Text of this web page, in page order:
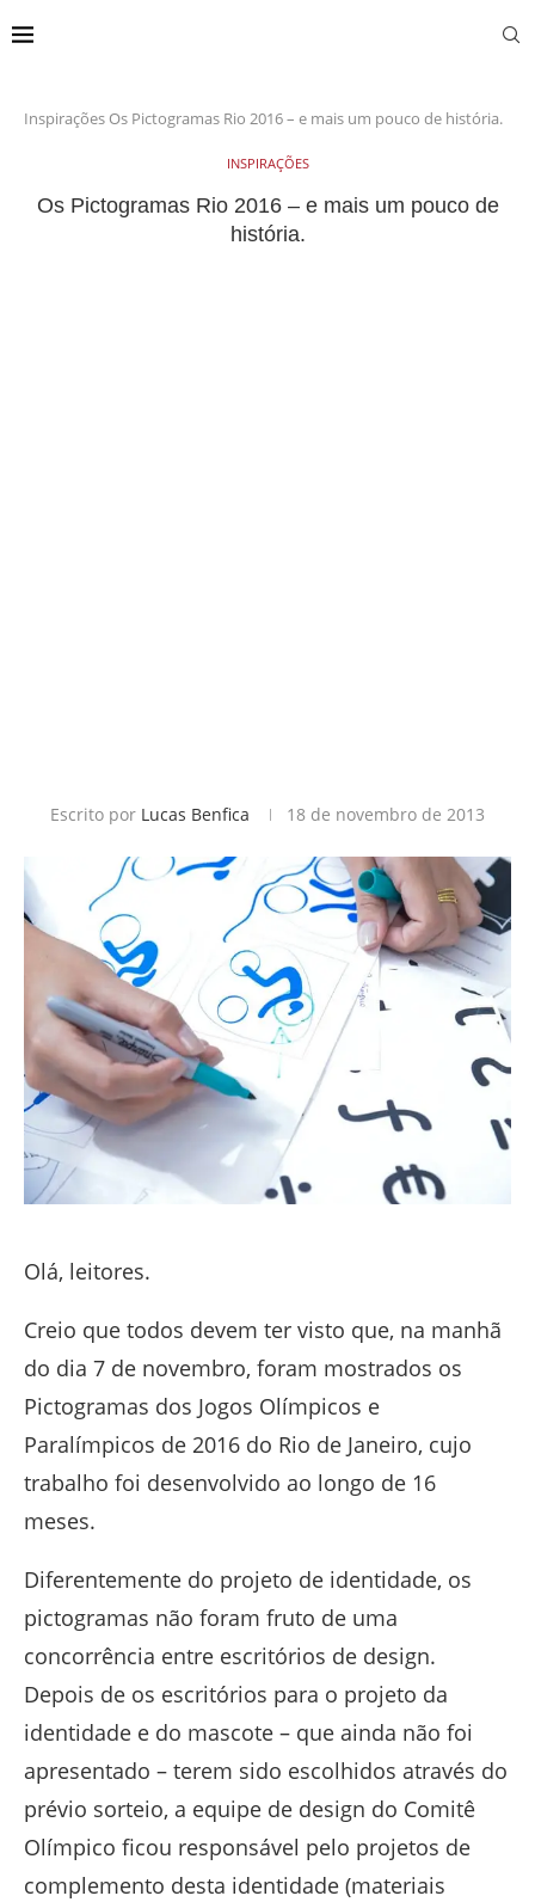
Inspirações Os Pictogramas Rio 2016 – e mais um pouco de história.
INSPIRAÇÕES
Os Pictogramas Rio 2016 – e mais um pouco de
história.
Escrito por Lucas Benfica 18 de novembro de 2013
Olá, leitores.
Creio que todos devem ter visto que, na manhã
do dia 7 de novembro, foram mostrados os
Pictogramas dos Jogos Olímpicos e
Paralímpicos de 2016 do Rio de Janeiro, cujo
trabalho foi desenvolvido ao longo de 16
meses.
Diferentemente do projeto de identidade, os
pictogramas não foram fruto de uma
concorrência entre escritórios de design.
Depois de os escritórios para o projeto da
identidade e do mascote – que ainda não foi
apresentado – terem sido escolhidos através do
prévio sorteio, a equipe de design do Comitê
Olímpico ficou responsável pelo projetos de
complemento desta identidade (materiais